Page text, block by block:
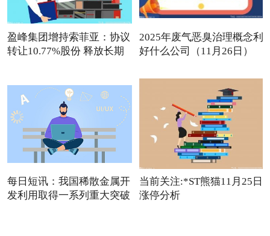
盈峰集团增持索菲亚：协议
转让10.77%股份 释放长期
2025年废气恶臭治理概念利
好什么公司（11月26日）
每日短讯：我国稀散金属开
发利用取得一系列重大突破
当前关注:*ST熊猫11月25日
涨停分析